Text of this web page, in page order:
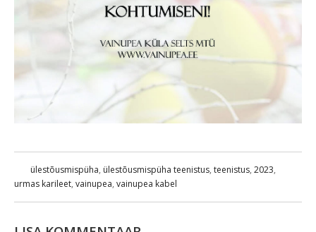
ülestõusmispüha, ülestõusmispüha teenistus, teenistus, 2023,
urmas karileet, vainupea, vainupea kabel